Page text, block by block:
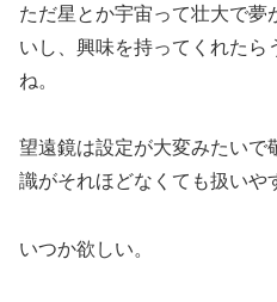
ただ星とか宇宙って壮大で夢
いし、興味を持ってくれたら
ね。
望遠鏡は設定が大変みたいで
識がそれほどなくても扱いや
いつか欲しい。